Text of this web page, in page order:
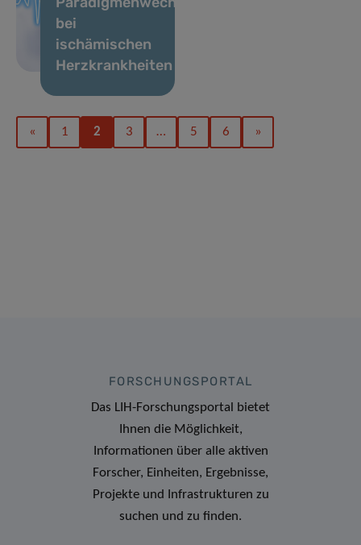
bei
ischämischen
Herzkrankheiten
« 1 2 3 … 5 6 »
FORSCHUNGSPORTAL
Das LIH-Forschungsportal bietet
Ihnen die Möglichkeit,
Informationen über alle aktiven
Forscher, Einheiten, Ergebnisse,
Projekte und Infrastrukturen zu
suchen und zu finden.